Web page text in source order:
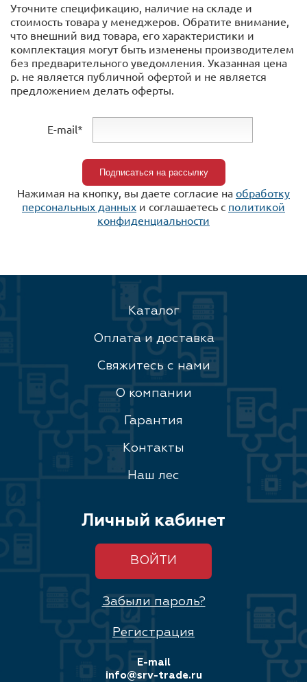
Уточните спецификацию, наличие на складе и
стоимость товара у менеджеров. Обратите внимание,
что внешний вид товара, его характеристики и
комплектация могут быть изменены производителем
без предварительного уведомления. Указанная цена
р. не является публичной офертой и не является
предложением делать оферты.
E-mail*
Нажимая на кнопку, вы даете согласие на обработку
персональных данных и соглашаетесь c политикой
конфиденциальности
Каталог
Оплата и доставка
Свяжитесь с нами
О компании
Гарантия
Контакты
Наш лес
Личный кабинет
ВОЙТИ
Забыли пароль?
Регистрация
E-mail
info@srv-trade.ru